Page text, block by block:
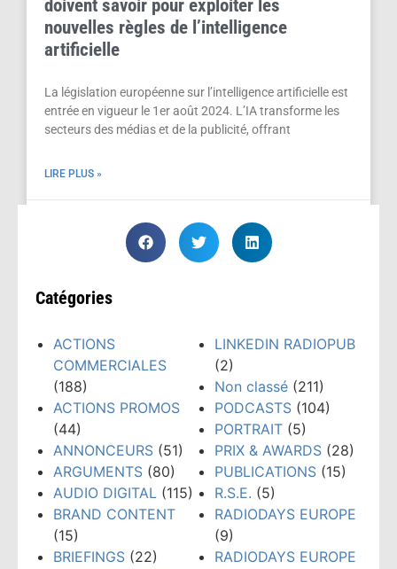
doivent savoir pour exploiter les
nouvelles règles de l’intelligence
artificielle
La législation européenne sur l’intelligence artificielle est
entrée en vigueur le 1er août 2024. L’IA transforme les
secteurs des médias et de la publicité, offrant
LIRE PLUS »
Catégories
ACTIONS
COMMERCIALES
(188)
ACTIONS PROMOS
(44)
ANNONCEURS (51)
ARGUMENTS (80)
AUDIO DIGITAL (115)
BRAND CONTENT
(15)
BRIEFINGS (22)
LINKEDIN RADIOPUB
(2)
Non classé (211)
PODCASTS (104)
PORTRAIT (5)
PRIX & AWARDS (28)
PUBLICATIONS (15)
R.S.E. (5)
RADIODAYS EUROPE
(9)
RADIODAYS EUROPE